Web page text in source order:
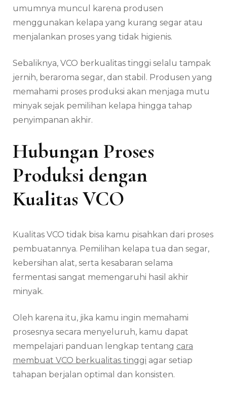
umumnya muncul karena produsen
menggunakan kelapa yang kurang segar atau
menjalankan proses yang tidak higienis.
Sebaliknya, VCO berkualitas tinggi selalu tampak
jernih, beraroma segar, dan stabil. Produsen yang
memahami proses produksi akan menjaga mutu
minyak sejak pemilihan kelapa hingga tahap
penyimpanan akhir.
Hubungan Proses
Produksi dengan
Kualitas VCO
Kualitas VCO tidak bisa kamu pisahkan dari proses
pembuatannya. Pemilihan kelapa tua dan segar,
kebersihan alat, serta kesabaran selama
fermentasi sangat memengaruhi hasil akhir
minyak.
Oleh karena itu, jika kamu ingin memahami
prosesnya secara menyeluruh, kamu dapat
mempelajari panduan lengkap tentang cara
membuat VCO berkualitas tinggi agar setiap
tahapan berjalan optimal dan konsisten.